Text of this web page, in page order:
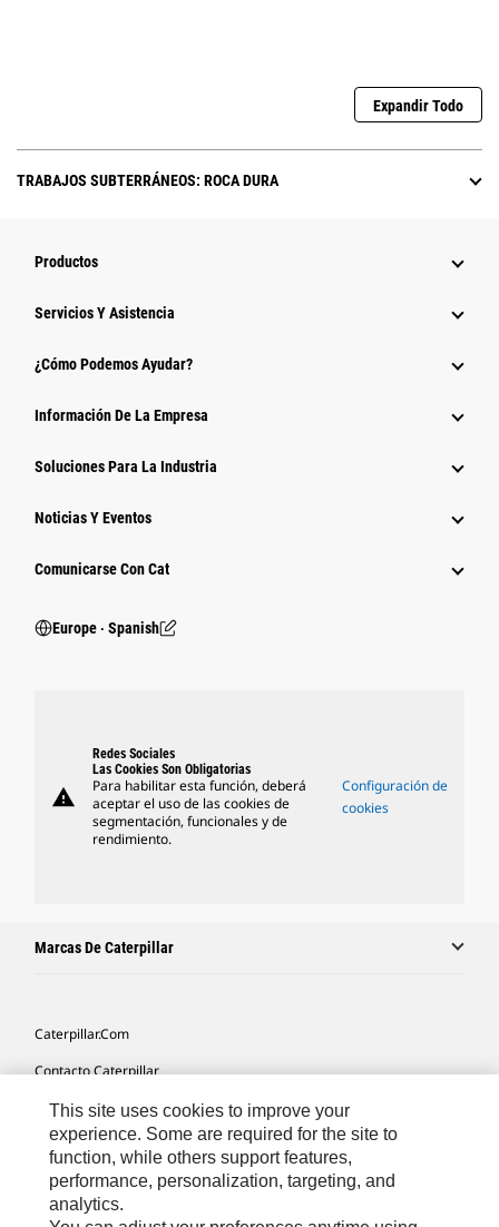
Expandir Todo
TRABAJOS SUBTERRÁNEOS: ROCA DURA
Productos
Servicios Y Asistencia
¿Cómo Podemos Ayudar?
Información De La Empresa
Soluciones Para La Industria
Noticias Y Eventos
Comunicarse Con Cat
Europe ‧ Spanish
warning
Redes Sociales
Las Cookies Son Obligatorias
Para habilitar esta función, deberá
aceptar el uso de las cookies de
segmentación, funcionales y de
rendimiento.
Configuración de
cookies
Marcas De Caterpillar
Caterpillar.com
Contacto Caterpillar
Mis Preferencias De Marketing
Mapa Del Sitio
Cookie Settings
Aviso Legal
This site uses cookies to improve your
experience. Some are required for the site to
function, while others support features,
performance, personalization, targeting, and
analytics.